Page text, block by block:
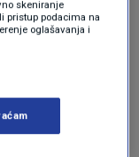
rata,
dijalog i
kako
skeniranje
pristup podacima na
oglašavanja i